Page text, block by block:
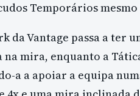
Temporários mesmo
da Vantage passa a ter
na mira, enquanto a
a a apoiar a equipa